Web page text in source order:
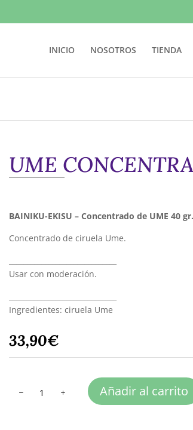
INICIO NOSOTROS TIENDA
UME
BAINIKU-EKISU – Concentrado de UME 40 gr.
Concentrado de ciruela Ume.
Usar con moderación.
Ingredientes: ciruela Ume
33,90€
CONCENTRADO
Añadir al carrito